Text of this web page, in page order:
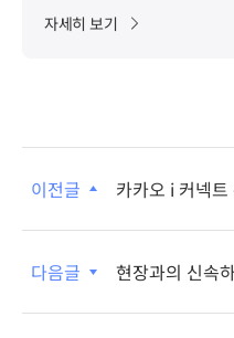
자세히 보기
이전글
카카오 i 커넥
다음글
현장과의 신속